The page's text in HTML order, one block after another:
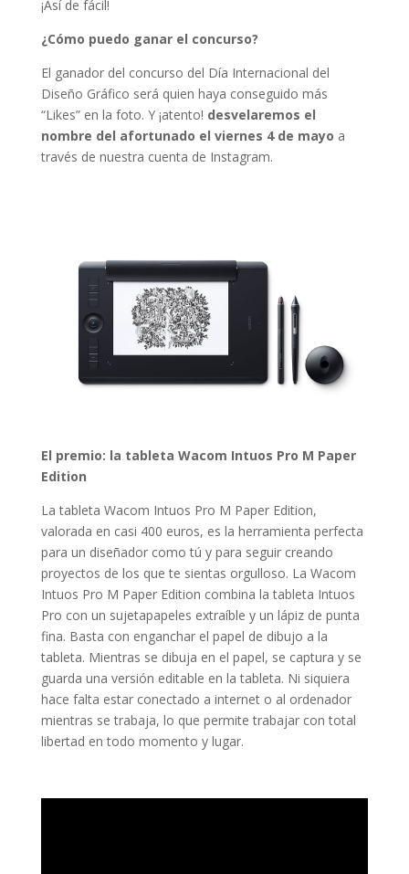
¡Así de fácil!
¿Cómo puedo ganar el concurso?
El ganador del concurso del Día Internacional del
Diseño Gráfico será quien haya conseguido más
“Likes” en la foto. Y ¡atento! desvelaremos el
nombre del afortunado el viernes 4 de mayo a
través de nuestra cuenta de Instagram.
El premio: la tableta Wacom Intuos Pro M Paper
Edition
La tableta Wacom Intuos Pro M Paper Edition,
valorada en casi 400 euros, es la herramienta perfecta
para un diseñador como tú y para seguir creando
proyectos de los que te sientas orgulloso. La Wacom
Intuos Pro M Paper Edition combina la tableta Intuos
Pro con un sujetapapeles extraíble y un lápiz de punta
fina. Basta con enganchar el papel de dibujo a la
tableta. Mientras se dibuja en el papel, se captura y se
guarda una versión editable en la tableta. Ni siquiera
hace falta estar conectado a internet o al ordenador
mientras se trabaja, lo que permite trabajar con total
libertad en todo momento y lugar.